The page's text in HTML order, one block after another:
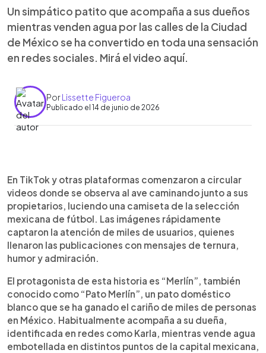
Un simpático patito que acompaña a sus dueños
mientras venden agua por las calles de la Ciudad
de México se ha convertido en toda una sensación
en redes sociales. Mirá el video aquí.
PorLissette Figueroa
Publicado el 14 de junio de 2026
► Escuchar artículo
El pato Merlín, un pato doméstico blanco que
acompaña a sus dueños mientras venden agua en
las calles de Ciudad de México, se ha vuelto viral
en redes sociales. Recientemente fue captado
caminando con una camiseta de la selección
mexicana, lo que desató una ola de comentarios
llenos de ternura y humor. Conocido por usar
distintos atuendos según la ocasión, también ha
sido visto con suéteres navideños, ponchos y
ropa de vaquero. Su popularidad llegó hasta la
cuenta oficial de la Selección Mexicana, que
destacó su apoyo al equipo. Muchos usuarios
incluso piden que sea la mascota oficial.
En TikTok y otras plataformas comenzaron a circular
videos donde se observa al ave caminando junto a sus
propietarios, luciendo una camiseta de la selección
mexicana de fútbol. Las imágenes rápidamente
captaron la atención de miles de usuarios, quienes
llenaron las publicaciones con mensajes de ternura,
humor y admiración.
El protagonista de esta historia es “Merlín”, también
conocido como “Pato Merlín”, un pato doméstico
blanco que se ha ganado el cariño de miles de personas
en México. Habitualmente acompaña a su dueña,
identificada en redes como Karla, mientras vende agua
embotellada en distintos puntos de la capital mexicana,